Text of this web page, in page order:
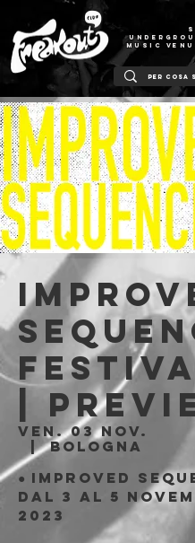
MUSIC
|
ven. 03 nov.
  |
Bologna
● IMPROVED
dal 3 al 5
2023